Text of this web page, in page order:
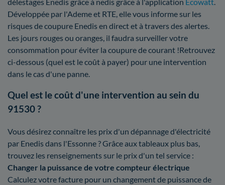
Développée par l'Ademe et RTE, elle vous informe sur les
risques de coupure Enedis en direct et à travers des alertes.
Les jours rouges ou oranges, il faudra surveiller votre
consommation pour éviter la coupure de courant !Retrouvez
ci-dessous (quel est le coût à payer) pour une intervention
dans le cas d'une panne.
Quel est le coût d'une intervention au sein du
91530 ?
Vous désirez connaître les prix d'un dépannage d'électricité
par Enedis dans l'Essonne ? Grâce aux tableaux plus bas,
trouvez les renseignements sur le prix d'un tel service :
Changer la puissance de votre compteur électrique
Calculez votre facture pour un changement de puissance de